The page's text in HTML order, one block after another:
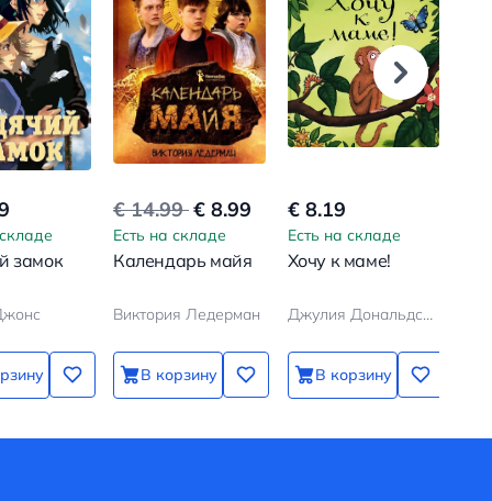
замок
€ 14.99€ 8.99
Есть на складе
Календарь майя
Виктория Ледерман
В корзину
€ 8.19
Есть на складе
Хочу к маме!
Джулия Дональдсон, Аксель Шеффлер
В корзину